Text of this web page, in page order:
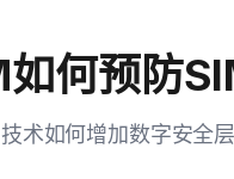
何预防
术如何增加数字安全